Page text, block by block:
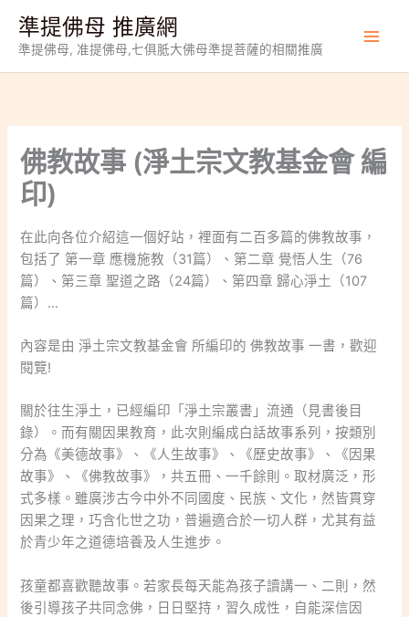
要
準提佛母 推廣網
準提佛母, 准提佛母,七俱胝大佛母準提菩薩的相關推廣
佛教故事 (淨土宗文教基金會 編
印)
在此向各位介紹這一個好站，裡面有二百多篇的佛教故事，
包括了 第一章 應機施教（31篇）、第二章 覺悟人生（76
篇）、第三章 聖道之路（24篇）、第四章 歸心淨土（107
篇）…
內容是由 淨土宗文教基金會 所編印的 佛教故事 一書，歡迎
閱覽!
關於往生淨土，已經編印「淨土宗叢書」流通（見書後目
錄）。而有關因果教育，此次則編成白話故事系列，按類別
分為《美德故事》、《人生故事》、《歷史故事》、《因果
故事》、《佛教故事》，共五冊、一千餘則。取材廣泛，形
式多樣。雖廣涉古今中外不同國度、民族、文化，然皆貫穿
因果之理，巧含化世之功，普遍適合於一切人群，尤其有益
於青少年之道德培養及人生進步。
孩童都喜歡聽故事。若家長每天能為孩子讀講一、二則，然
後引導孩子共同念佛，日日堅持，習久成性，自能深信因